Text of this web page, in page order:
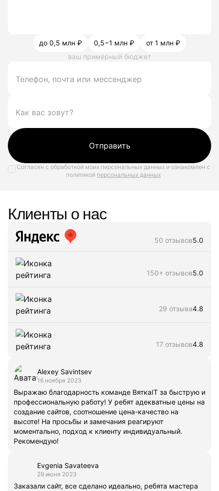
до 0,5 млн ₽ 0,5−1 млн ₽
от 1 млн ₽
ваш примерный бюджет
Отправить
Согласен с обработкой моих персональных данных и ознакомлен с
политикой персональных данных
Клиенты о нас
50 отзывов5.0
150+ отзывов5.0
29 отзыва4.8
17 отзывов4.8
Alexey Savintsev
16 ноября 2023
Выражаю благодарность команде ВяткаIT за быструю и
профессиональную работу! У ребят адекватные цены на
создание сайтов, соотношение цена-качество на
высоте! На просьбы и замечания реагируют
моментально, подход к клиенту индивидуальный.
Рекомендую!
Evgenia Savateeva
29 июня 2023
Заказали сайт, все сделано идеально, ребята мастера